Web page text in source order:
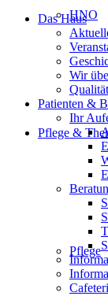
HNO
Pflege &
Pflege
Das Haus
Wir
Patienten &
Ihr